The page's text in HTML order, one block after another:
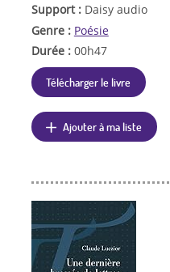
Support : Daisy audio
Genre : Poésie
Durée : 00h47
Télécharger le livre
Ajouter à ma liste